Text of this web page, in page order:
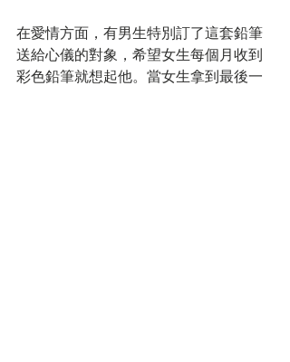
在愛情方面，有男生特別訂了這套鉛筆
送給心儀的對象，希望女生每個月收到
彩色鉛筆就想起他。當女生拿到最後一